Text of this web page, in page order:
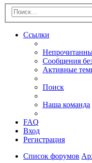
Ссылки
Сообщения
Активные
Поиск
Наша команда
FAQ
Вход
Регистрация
Список форумов